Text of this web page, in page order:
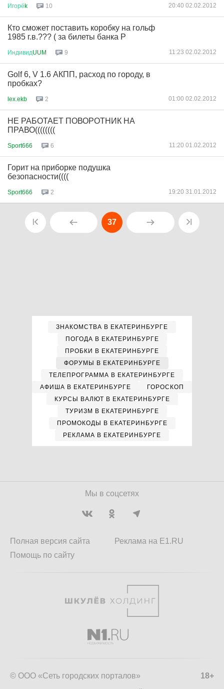
Игорёk 10 20:40 02.02.2012
Кто сможет поставить коробку на гольф
1985 г.в.??? ( за билеты банка Р
ИндивидUUM 9 11:23 02.02.2012
Golf 6, V 1.6 АКПП, расход по городу, в
пробках?
lex.ekb 2 01:00 02.02.2012
НЕ РАБОТАЕТ ПОВОРОТНИК НА
ПРАВО((((((((
Sport666 6 11:20 01.02.2012
Горит на приборке подушка
безопасности((((
Sport666 2 19:20 31.01.2012
37
ЗНАКОМСТВА В ЕКАТЕРИНБУРГЕ
ПОГОДА В ЕКАТЕРИНБУРГЕ
ПРОБКИ В ЕКАТЕРИНБУРГЕ
ФОРУМЫ В ЕКАТЕРИНБУРГЕ
ТЕЛЕПРОГРАММА В ЕКАТЕРИНБУРГЕ
АФИША В ЕКАТЕРИНБУРГЕ
ГОРОСКОП
КУРСЫ ВАЛЮТ В ЕКАТЕРИНБУРГЕ
ТУРИЗМ В ЕКАТЕРИНБУРГЕ
ПРОМОКОДЫ В ЕКАТЕРИНБУРГЕ
РЕКЛАМА В ЕКАТЕРИНБУРГЕ
Мы в соцсетях
Полная версия сайта
Помощь по сайту
Реклама на E1.RU
18+
© ООО «Сеть городских порталов»